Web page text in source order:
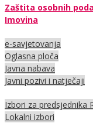
Zaštita osobnih
Imovina
e-savjetovanja
Oglasna ploča
Javna nabava
Javni pozivi i natječaji
Izbori za predsjednika
Lokalni izbori